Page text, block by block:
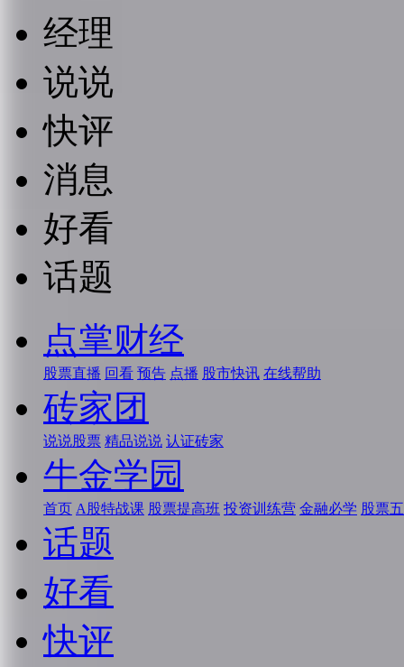
经理
说说
快评
消息
好看
话题
点掌财经
股票直播 回看 预告 点播 股市快讯 在线帮助
砖家团
说说股票 精品说说 认证砖家
牛金学园
首页 A股特战课 股票提高班 投资训练营 金融必学 股票
话题
好看
快评